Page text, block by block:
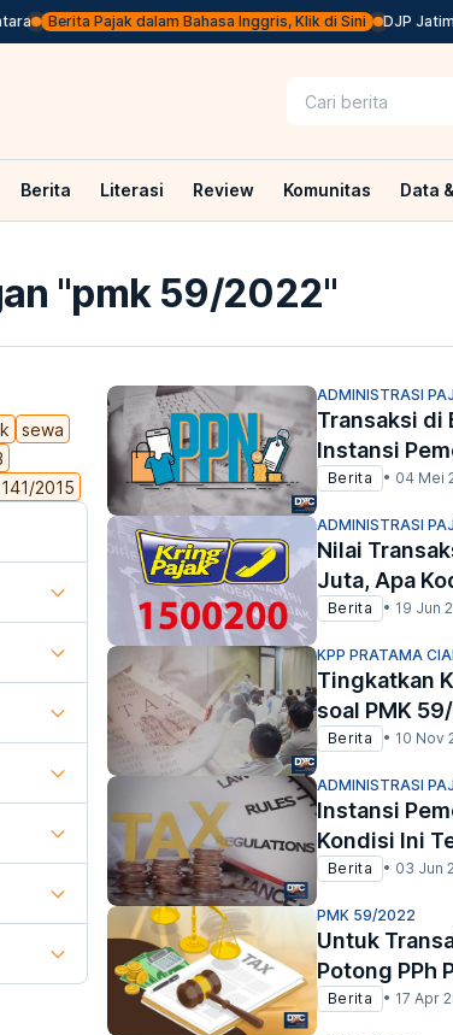
Berita Pajak dalam Bahasa Inggris, Klik di Sini DJP Jatim
Berita Literasi Review Komunitas Data
"pmk 59/2022"
sewa
2015
ADMINISTRASI
Transaksi di
Instansi
Berita • 04 Mei
ADMINISTRASI
Nilai
Juta, Apa
Berita • 19 Jun
KPP PRATAMA
Tingkatkan
soal PMK
Berita • 10 Nov
ADMINISTRASI
Instansi
Kondisi Ini
Berita • 03 Jun
PMK 59/2022
Untuk
Potong PPh
Berita • 17 Apr